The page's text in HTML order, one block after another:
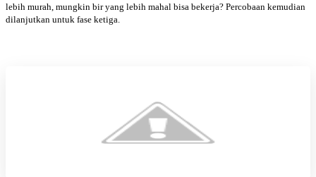
lebih murah, mungkin bir yang lebih mahal bisa bekerja? Percobaan kemudian
dilanjutkan untuk fase ketiga.